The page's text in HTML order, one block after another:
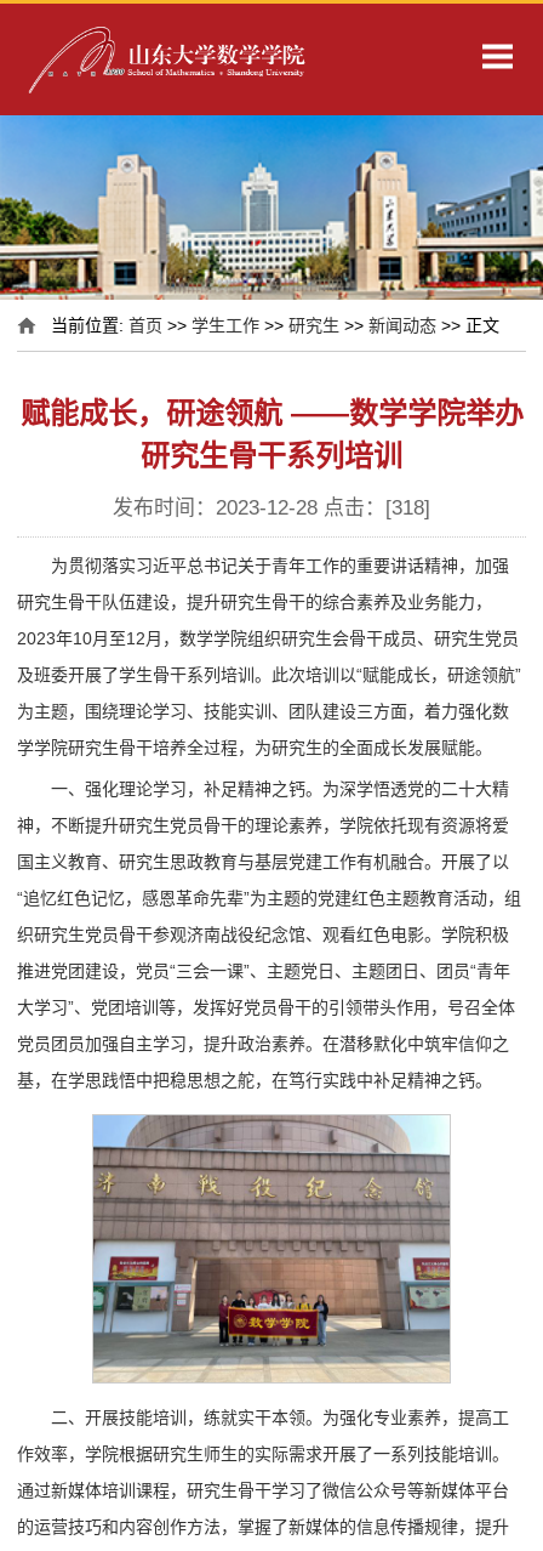
当前位置:首页 >>学生工作 >>研究生 >>新闻动态 >> 正文
赋能成长，研途领航 ——数学学院举办
研究生骨干系列培训
发布时间：2023-12-28 点击：[318]
为贯彻落实习近平总书记关于青年工作的重要讲话精神，加强
研究生骨干队伍建设，提升研究生骨干的综合素养及业务能力，
2023年10月至12月，数学学院组织研究生会骨干成员、研究生党员
及班委开展了学生骨干系列培训。此次培训以“赋能成长，研途领航”
为主题，围绕理论学习、技能实训、团队建设三方面，着力强化数
学学院研究生骨干培养全过程，为研究生的全面成长发展赋能。
一、强化理论学习，补足精神之钙。为深学悟透党的二十大精
神，不断提升研究生党员骨干的理论素养，学院依托现有资源将爱
国主义教育、研究生思政教育与基层党建工作有机融合。开展了以
“追忆红色记忆，感恩革命先辈”为主题的党建红色主题教育活动，组
织研究生党员骨干参观济南战役纪念馆、观看红色电影。学院积极
推进党团建设，党员“三会一课”、主题党日、主题团日、团员“青年
大学习”、党团培训等，发挥好党员骨干的引领带头作用，号召全体
党员团员加强自主学习，提升政治素养。在潜移默化中筑牢信仰之
基，在学思践悟中把稳思想之舵，在笃行实践中补足精神之钙。
二、开展技能培训，练就实干本领。为强化专业素养，提高工
作效率，学院根据研究生师生的实际需求开展了一系列技能培训。
通过新媒体培训课程，研究生骨干学习了微信公众号等新媒体平台
的运营技巧和内容创作方法，掌握了新媒体的信息传播规律，提升